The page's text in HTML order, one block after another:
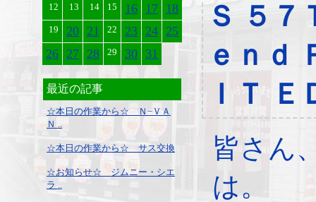
12 13 14 15 16 17 18
19 20 21 22 23 24 25
26 27 28 29 30 31
最近の記事
☆本日の作業から☆ Ｎ−ＶＡ
Ｎ ..
☆本日の作業から☆ サス交換
☆お知らせ☆ ジムニー・シエ
ラ ..
Ｓ ５７
ｅｎｄ
ＩＴ
皆さん
は。